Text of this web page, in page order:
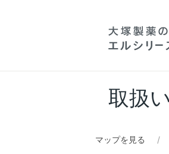
取扱
マップを見る